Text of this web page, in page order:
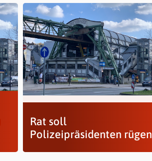
Rat soll
Polizeipräsidenten rügen